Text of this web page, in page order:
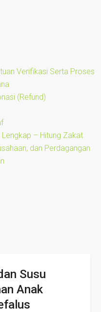
Verifikasi Serta Proses
(Refund)
– Hitung Zakat
dan Perdagangan
Susu
Anak